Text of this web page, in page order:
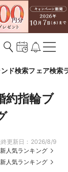
ド検索フェア検索
約指輪ブ
更新日： 2026/8/9
人気ランキング
人気ランキング